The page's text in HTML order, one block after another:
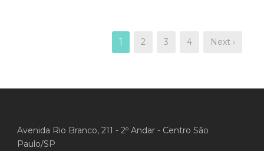
1 2 3 4 Next ›
Avenida Rio Branco, 211 - 2º Andar - Centro São
Paulo/SP